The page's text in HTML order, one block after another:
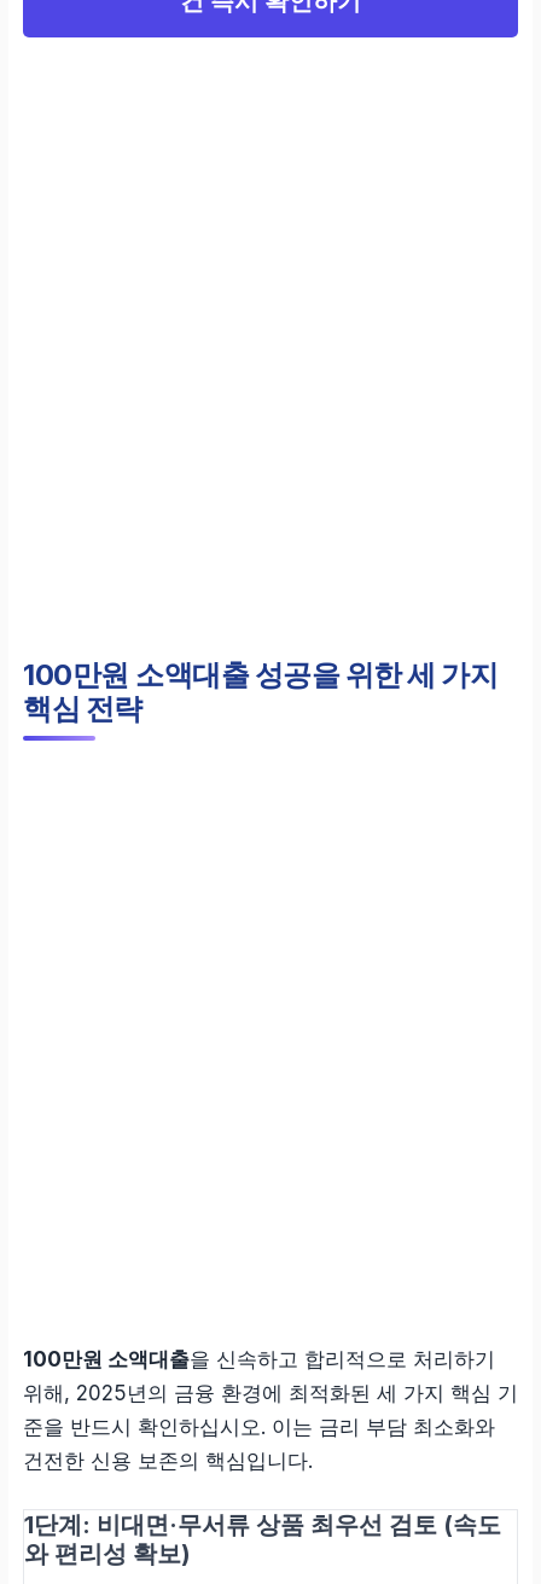
100만원 소액대출성공을 위한 세 가지
핵심 전략
100만원 소액대출을 신속하고 합리적으로 처리하기
위해, 2025년의 금융 환경에 최적화된 세 가지 핵심 기
준을 반드시 확인하십시오. 이는 금리 부담 최소화와
건전한 신용 보존의 핵심입니다.
1단계: 비대면·무서류 상품 최우선 검토 (속도
와 편리성 확보)